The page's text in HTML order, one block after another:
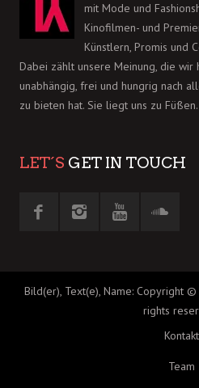
mit Mode und
Kinofilmen- und
Künstlern, Promis und
Dabei zählt unsere Meinung, die
unabhängig, frei und hungrig nach
zu bieten hat. Sie liegt uns zu Füßen.
LET´S GET IN TOUCH
Bild(er), Text(e), Name: Copyright
rights
Kontakt
Team